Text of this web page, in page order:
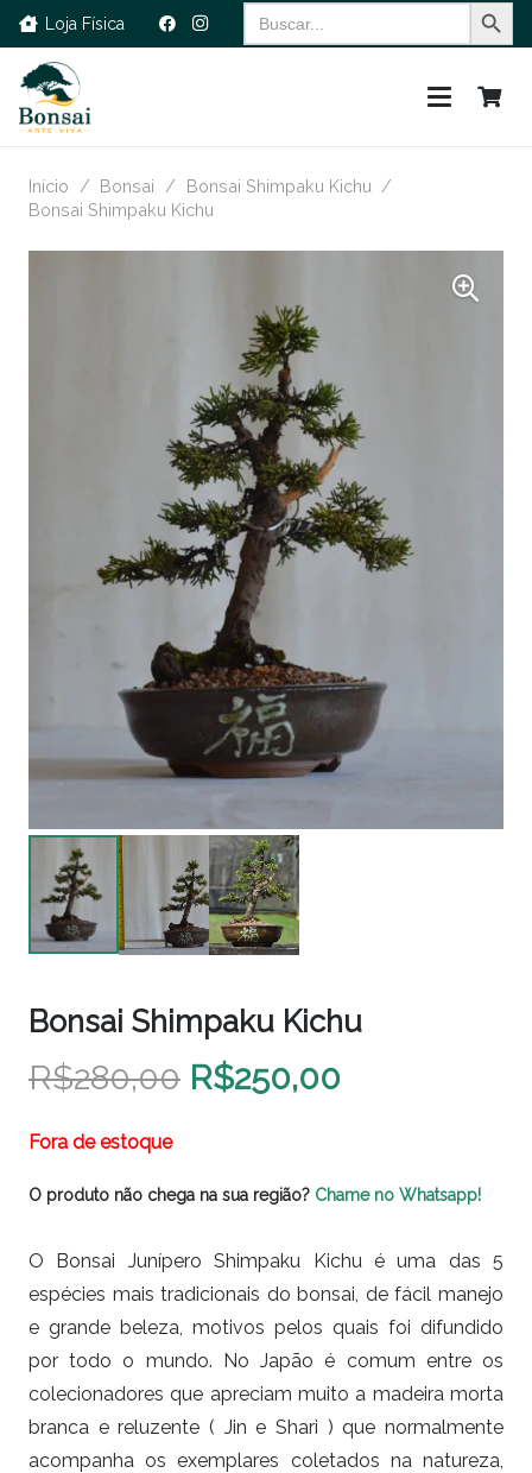
Loja Física
Search
for:
Início / Bonsai / Bonsai Shimpaku Kichu /
Bonsai Shimpaku Kichu
Bonsai Shimpaku Kichu
R$280,00 O
R$280,00.
R$250,00O
R$250,00.
Fora de estoque
O produto não chega na sua região? Chame no Whatsapp!
O Bonsai Junípero Shimpaku Kichu é uma das 5
espécies mais tradicionais do bonsai, de fácil manejo
e grande beleza, motivos pelos quais foi difundido
por todo o mundo. No Japão é comum entre os
colecionadores que apreciam muito a madeira morta
branca e reluzente ( Jin e Shari ) que normalmente
acompanha os exemplares coletados na natureza,